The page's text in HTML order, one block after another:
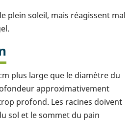
plein soleil, mais réagissent mal
plus large que le diamètre du
approximativement
profond. Les racines doivent
sol et le sommet du pain